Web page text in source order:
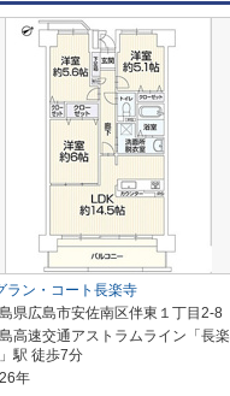
ラン・コート長楽寺
県広島市安佐南区伴東１丁目2-8
高速交通アストラムライン「長楽
駅 徒歩7分
年